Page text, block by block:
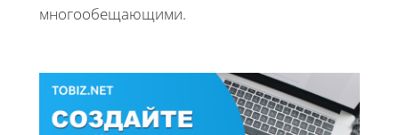
многообещающими.